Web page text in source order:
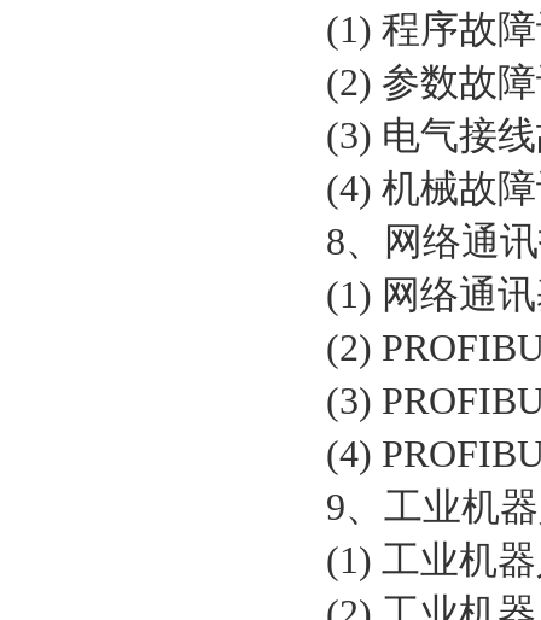
(1) 程序故
(2) 参数故
(3) 电气接
(4) 机械故
8、网络通
(1) 网络通
(2)
(3)
(4)
9、工业机
(1) 工业机